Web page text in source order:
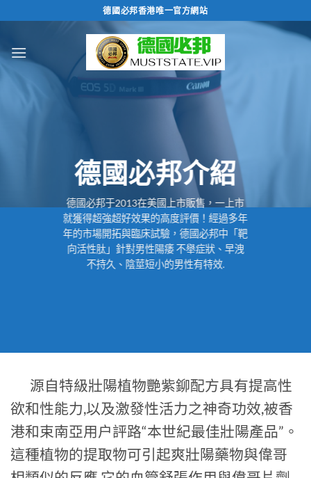
轉
內
德國必邦香港唯一官方網站
德國必邦介紹
德國必邦于2013在美國上市販售，一上市
就獲得超強超好效果的高度評價！經過多年
年的市場開拓與臨床試驗，德國必邦中「靶
向活性肽」針對男性陽痿 不舉症狀、早洩
不持久、陰莖短小的男性有特效.
源自特級壯陽植物艷紫鉚配方具有提高性
欲和性能力,以及激發性活力之神奇功效,被香
港和束南亞用户評路“本世紀最佳壯陽產品”。
這種植物的提取物可引起爽壯陽藥物與偉哥